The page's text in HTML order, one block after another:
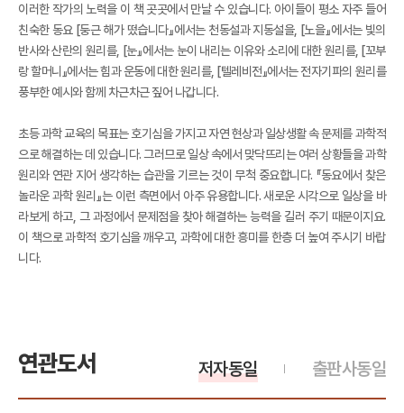
이러한 작가의 노력을 이 책 곳곳에서 만날 수 있습니다. 아이들이 평소 자주 들어
친숙한 동요 [둥근 해가 떴습니다』에서는 천동설과 지동설을, [노을』에서는 빛의
반사와 산란의 원리를, [눈』에서는 눈이 내리는 이유와 소리에 대한 원리를, [꼬부
랑 할머니』에서는 힘과 운동에 대한 원리를, [텔레비전』에서는 전자기파의 원리를
풍부한 예시와 함께 차근차근 짚어 나갑니다.
초등 과학 교육의 목표는 호기심을 가지고 자연 현상과 일상생활 속 문제를 과학적
으로 해결하는 데 있습니다. 그러므로 일상 속에서 맞닥뜨리는 여러 상황들을 과학
원리와 연관 지어 생각하는 습관을 기르는 것이 무척 중요합니다. 『동요에서 찾은
놀라운 과학 원리』는 이런 측면에서 아주 유용합니다. 새로운 시각으로 일상을 바
라보게 하고, 그 과정에서 문제점을 찾아 해결하는 능력을 길러 주기 때문이지요.
이 책으로 과학적 호기심을 깨우고, 과학에 대한 흥미를 한층 더 높여 주시기 바랍
니다.
연관도서 출판사동일
저자동일